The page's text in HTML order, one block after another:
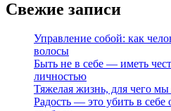
Свежие записи
Управление собой: как
волосы
Быть не в себе — иметь
личностью
Тяжелая жизнь, для чего
Радость — это убить в